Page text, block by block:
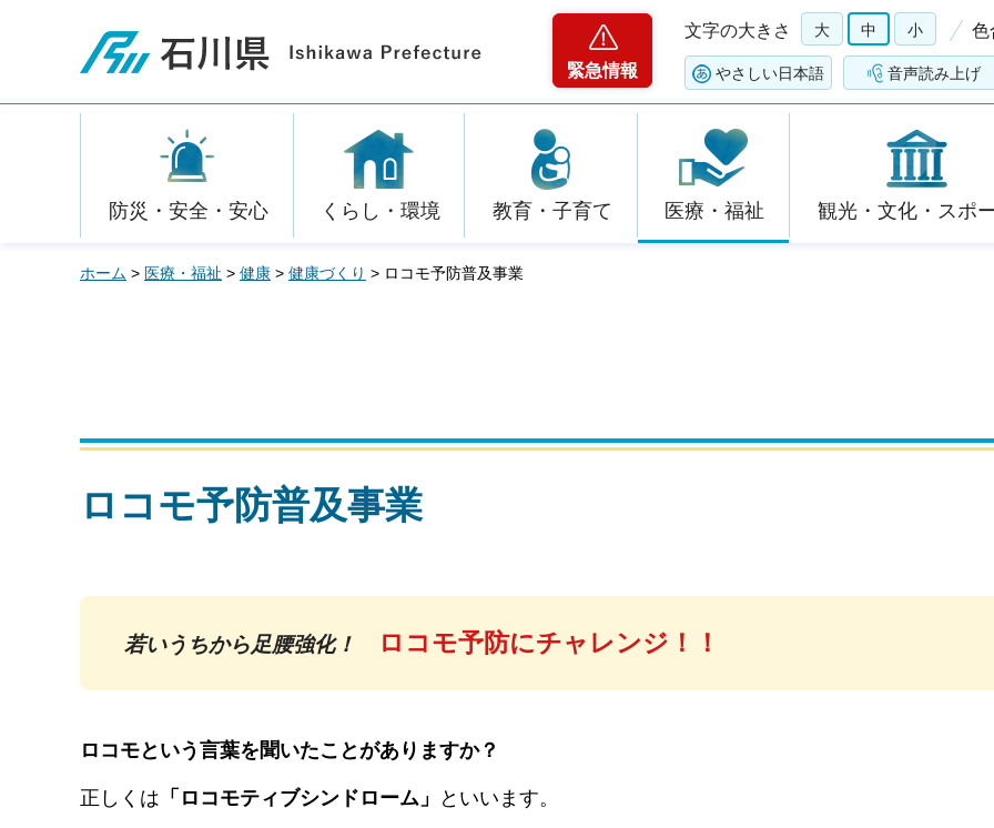
石川県
緊急情報
文字の大きさ 大 中 小 色
やさしい日本語 音声読み上げ
防災・安全・安心 くらし・環境 教育・子育て 医療・福祉 観光・文化・スポ
ホーム > 医療・福祉 > 健康 > 健康づくり > ロコモ予防普及事業
ロコモ予防普及事業
若いうちから足腰強化！ ロコモ予防にチャレンジ！！
ロコモという言葉を聞いたことがありますか？
正しくは 「ロコモティブシンドローム」 といいます。